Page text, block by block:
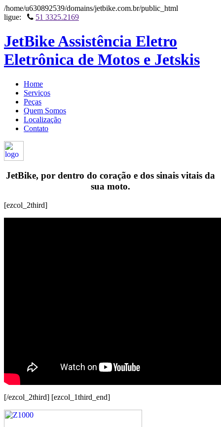
/home/u630892539/domains/jetbike.com.br/public_html
ligue:
51 3325.2169
JetBike Assistência Eletro
Eletrônica de Motos e Jetskis
Home
Serviços
Peças
Quem Somos
Localização
Contato
JetBike, por dentro do coração e dos sinais vitais da
sua moto.
[ezcol_2third]
[/ezcol_2third] [ezcol_1third_end]